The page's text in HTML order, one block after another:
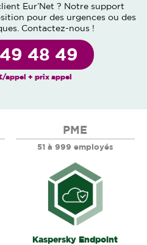
Eur’Net ? Notre support
pour des urgences ou des
Contactez-nous !
48 49
appel + prix appel
PME
51 à 999 employés
Kaspersky Endpoint